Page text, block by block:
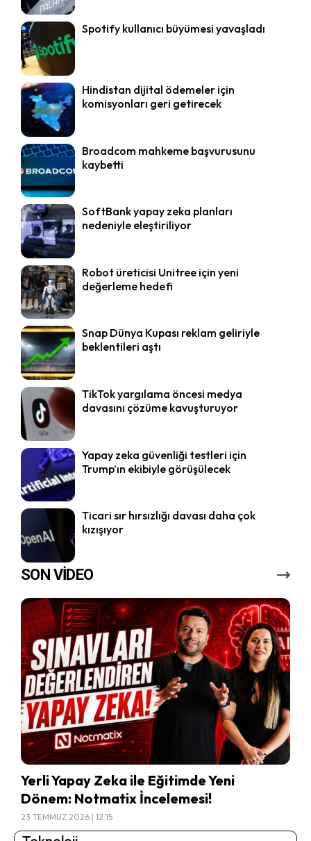
Spotify kullanıcı büyümesi yavaşladı
Hindistan dijital ödemeler için
komisyonları geri getirecek
Broadcom mahkeme başvurusunu
kaybetti
SoftBank yapay zeka planları
nedeniyle eleştiriliyor
Robot üreticisi Unitree için yeni
değerleme hedefi
Snap Dünya Kupası reklam geliriyle
beklentileri aştı
TikTok yargılama öncesi medya
davasını çözüme kavuşturuyor
Yapay zeka güvenliği testleri için
Trump’ın ekibiyle görüşülecek
Ticari sır hırsızlığı davası daha çok
kızışıyor
SON VİDEO
Yerli Yapay Zeka ile Eğitimde Yeni
Dönem: Notmatix İncelemesi!
23 TEMMUZ 2026 | 12:15